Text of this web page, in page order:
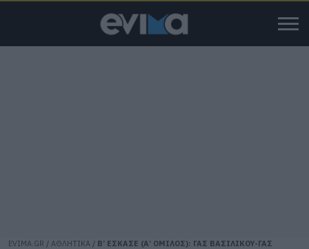
EVIMA.GR / ΑΘΛΗΤΙΚΑ / Β’ ΕΣΚΑΣΕ (Α’ ΟΜΙΛΟΣ): ΓΑΣ ΒΑΣΙΛΙΚΟΥ-ΓΑΣ